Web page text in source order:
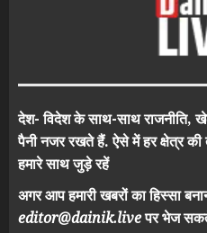
देश- विदेश के साथ-साथ राजनीति,
पैनी नजर रखते हैं. ऐसे में हर क्षेत्र की
हमारे साथ जुड़े रहें
अगर आप हमारी खबरों का हिस्सा
editor@dainik.liveपर भेज